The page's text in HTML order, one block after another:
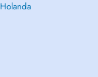
Holanda